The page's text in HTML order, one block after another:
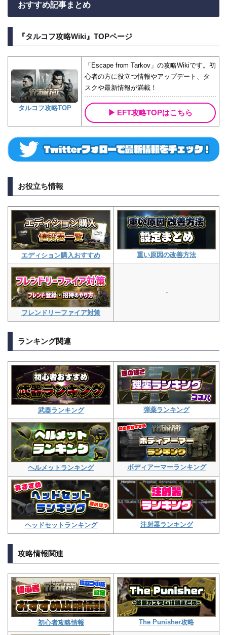
おすすめ記事まとめ
『タルコフ攻略Wiki』TOPページ
タルコフ攻略TOP
「Escape from Tarkov」の攻略Wikiです。初
心者の方に役立つ情報やアップデート、タ
スクや最新情報が満載！
EFT攻略TOPはこちら
お役立ち情報
エディション購入おすすめ 重い原因の改善方法
フレンドリーファイア対策
-
ランキング関連
武器ランキング 弾薬ランキング
ヘルメットランキング ボディアーマーランキング
ヘッドセットランキング 注射器ランキング
攻略情報関連
初心者攻略情報 The Punisher攻略